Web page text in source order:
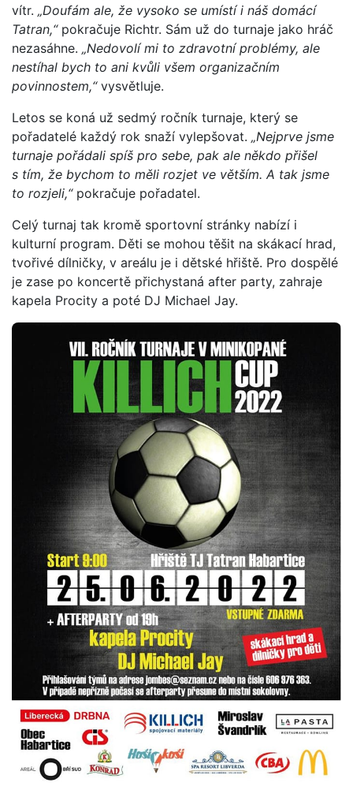
vítr. „Doufám ale, že vysoko se umístí i náš domácí
Tatran,“pokračuje Richtr. Sám už do turnaje jako hráč
nezasáhne. „Nedovolí mi to zdravotní problémy, ale
nestíhal bych to ani kvůli všem organizačním
povinnostem,“vysvětluje.
Letos se koná už sedmý ročník turnaje, který se
pořadatelé každý rok snaží vylepšovat. „Nejprve jsme
turnaje pořádali spíš pro sebe, pak ale někdo přišel
s tím, že bychom to měli rozjet ve větším. A tak jsme
to rozjeli,“pokračuje pořadatel.
Celý turnaj tak kromě sportovní stránky nabízí i
kulturní program. Děti se mohou těšit na skákací hrad,
tvořivé dílničky, v areálu je i dětské hřiště. Pro dospělé
je zase po koncertě přichystaná after party, zahraje
kapela Procity a poté DJ Michael Jay.